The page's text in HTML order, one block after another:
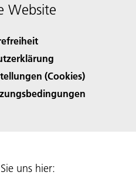
Website
(Cookies)
uns hier: